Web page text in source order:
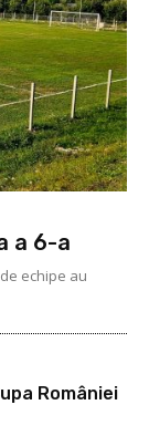
a 6-a
echipe au
României